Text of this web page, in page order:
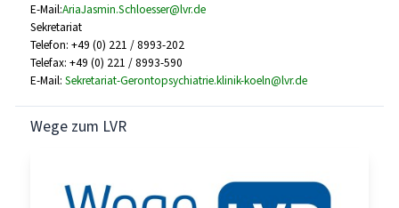
E-Mail:AriaJasmin.Schloesser@lvr.de
Sekretariat
Telefon: +49 (0) 221 / 8993-202
Telefax: +49 (0) 221 / 8993-590
E-Mail: Sekretariat-Gerontopsychiatrie.klinik-koeln@lvr.de
Wege zum LVR